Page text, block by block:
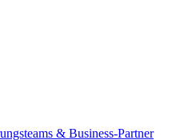
& Business-Partner